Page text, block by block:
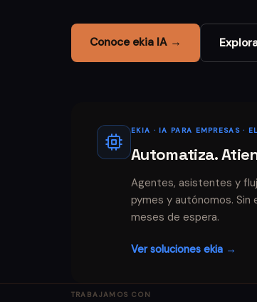
Conoce ekia IA →
EKIA · IA PARA EMPRESAS ·
Automatiza.
Agentes, asistentes y
pymes y autónomos. Sin
meses de espera.
Ver soluciones ekia →
TRABAJAMOS CON